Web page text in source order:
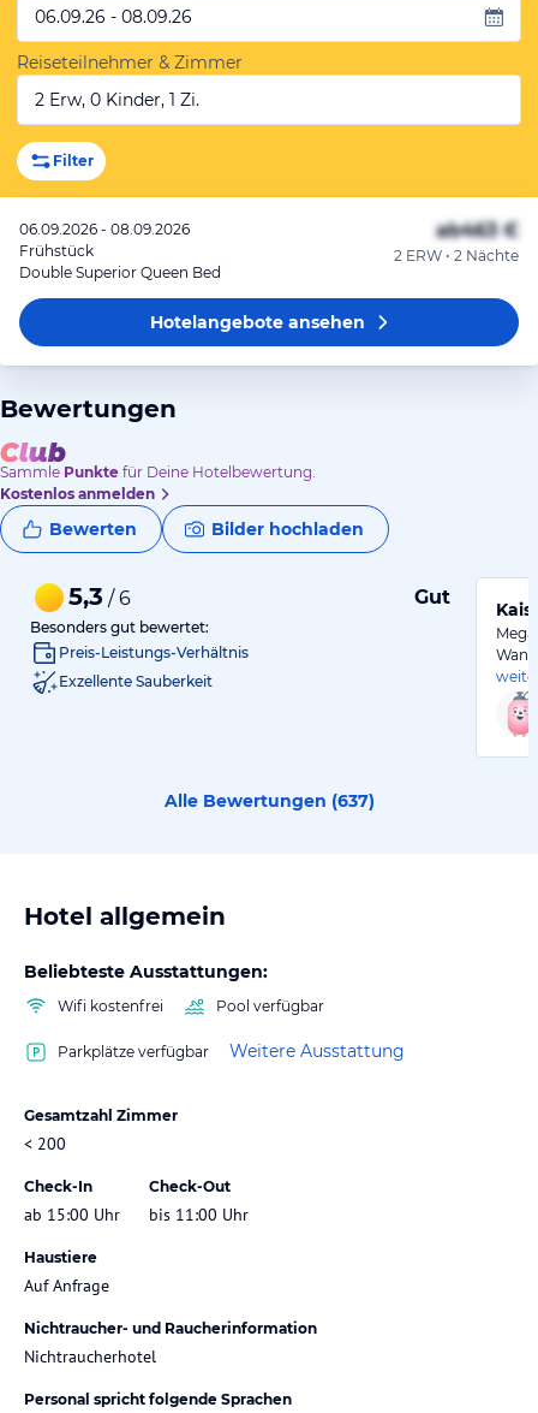
06.09.26 - 08.09.26
Reiseteilnehmer & Zimmer
2 Erw, 0 Kinder, 1 Zi.
Filter
06.09.2026 - 08.09.2026
Frühstück
Double Superior Queen Bed
ab463 €
2 ERW • 2 Nächte
Hotelangeboteansehen
Bewertungen
Sammle Punkte für Deine Hotelbewertung.
Kostenlos anmelden
Bewerten Bilder hochladen
5,3 / 6 Gut
Besonders gut bewertet:
Preis-Leistungs-Verhältnis
Exzellente Sauberkeit
Alle Bewertungen (637)
Hotel allgemein
Beliebteste Ausstattungen:
Wifi kostenfrei Pool verfügbar
Parkplätze verfügbar Weitere Ausstattung
Gesamtzahl Zimmer
< 200
Check-In
ab 15:00 Uhr
Check-Out
bis 11:00 Uhr
Haustiere
Auf Anfrage
Nichtraucher- und Raucherinformation
Nichtraucherhotel
Personal spricht folgende Sprachen